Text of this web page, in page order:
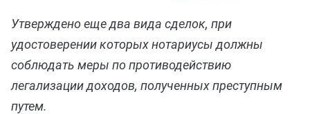
Утверждено еще два вида сделок, при
удостоверении которых нотариусы должны
соблюдать меры по противодействию
легализации доходов, полученных преступным
путем.